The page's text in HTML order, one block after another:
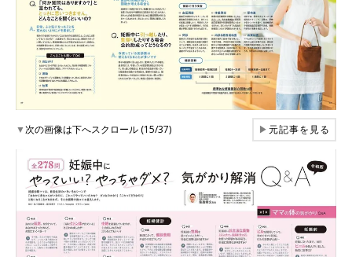
▼次の画像は下へスクロール (15/37) ▶元記事を見る